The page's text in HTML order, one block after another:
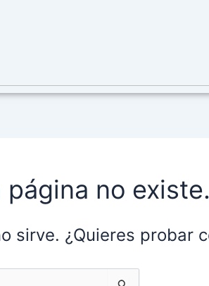
no existe.
sirve. ¿Quieres probar